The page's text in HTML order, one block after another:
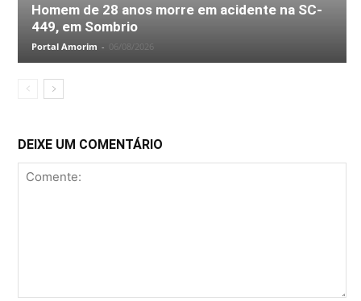
Homem de 28 anos morre em acidente na SC-
449, em Sombrio
Portal Amorim - 06/08/2026
DEIXE UM COMENTÁRIO